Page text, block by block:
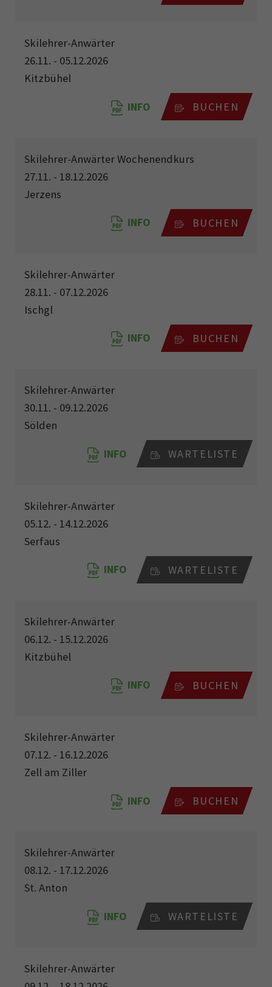
Skilehrer-Anwärter
26.11. - 05.12.2026
Kitzbühel
INFO BUCHEN
Skilehrer-Anwärter Wochenendkurs
27.11. - 18.12.2026
Jerzens
INFO BUCHEN
Skilehrer-Anwärter
28.11. - 07.12.2026
Ischgl
INFO BUCHEN
Skilehrer-Anwärter
30.11. - 09.12.2026
Sölden
INFO WARTELISTE
Skilehrer-Anwärter
05.12. - 14.12.2026
Serfaus
INFO WARTELISTE
Skilehrer-Anwärter
06.12. - 15.12.2026
Kitzbühel
INFO BUCHEN
Skilehrer-Anwärter
07.12. - 16.12.2026
Zell am Ziller
INFO BUCHEN
Skilehrer-Anwärter
08.12. - 17.12.2026
St. Anton
INFO WARTELISTE
Skilehrer-Anwärter